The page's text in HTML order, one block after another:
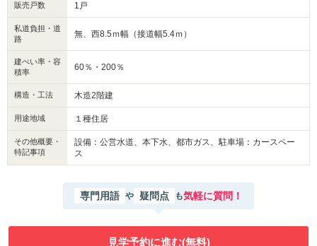
販売戸数 1戸
私道負担・道
路
無、西8.5ｍ幅（接道幅5.4ｍ）
建ぺい率・容
積率
60％・200％
構造・工法 木造2階建
用途地域 １種住居
その他概要・
特記事項
設備：公営水道、本下水、都市ガス、駐車場：カースペー
ス
専門用語 や 疑問点 も気軽に質問！
見学予約に進む(無料)